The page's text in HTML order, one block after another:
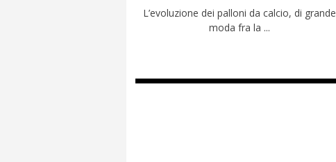
L’evoluzione dei palloni da calcio, di grande
moda fra la ...